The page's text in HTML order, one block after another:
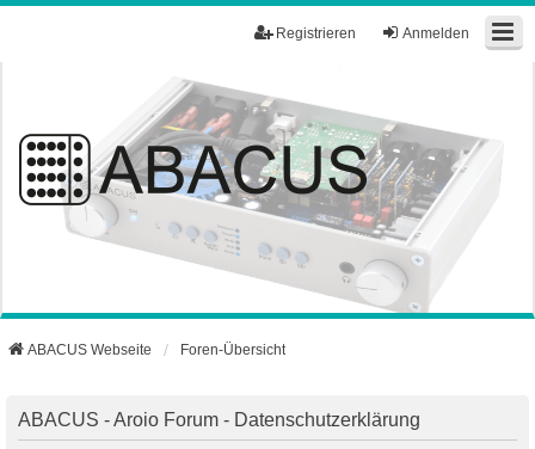
Anmelden
Registrieren
ABACUS Webseite Foren-Übersicht
ABACUS - Aroio Forum - Datenschutzerklärung